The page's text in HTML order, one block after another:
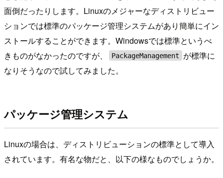
面倒だったりします。Linuxのメジャーなディストリビュー
ションでは標準のパッケージ管理システムがあり簡単にイン
ストールすることができます。Windowsでは標準というべ
きものがなかったのですが、
PackageManagement
が標準に
なりそうなので試してみました。
パッケージ管理システム
Linuxの場合は、ディストリビューションの標準として導入
されています。有名な物だと、以下の様なものでしょうか。